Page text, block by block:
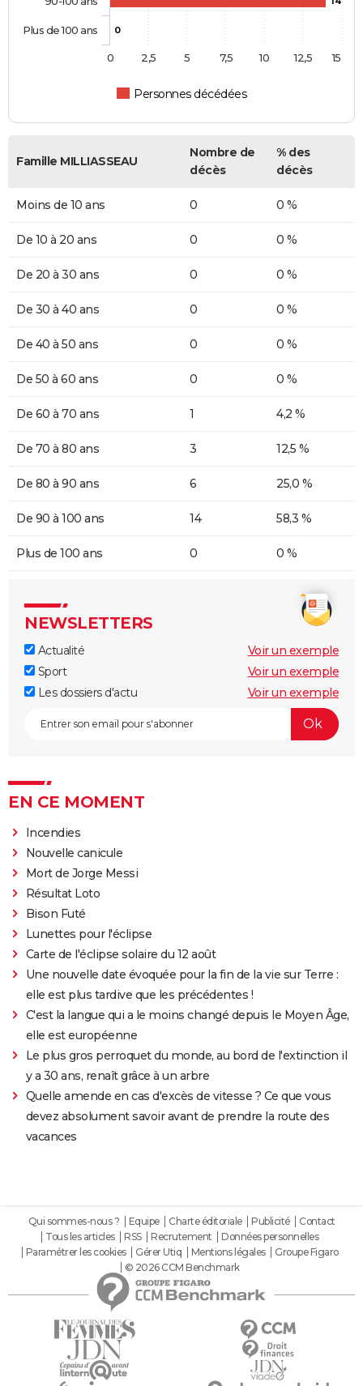
0
Personnes décédées
Plus de 100 ans
0 2,5 5 7,5 10 12,5 15
Famille MILLIASSEAU
Nombre de
décès
% des
décès
Moins de 10 ans 0 0 %
De 10 à 20 ans 0 0 %
De 20 à 30 ans 0 0 %
De 30 à 40 ans 0 0 %
De 40 à 50 ans 0 0 %
De 50 à 60 ans 0 0 %
De 60 à 70 ans 1 4,2 %
De 70 à 80 ans 3 12,5 %
De 80 à 90 ans 6 25,0 %
De 90 à 100 ans 14 58,3 %
Plus de 100 ans 0 0 %
NEWSLETTERS
Actualité
Voir un exemple
Sport
Voir un exemple
Les dossiers d'actu
Voir un exemple
EN CE MOMENT
Incendies
Nouvelle canicule
Mort de Jorge Messi
Résultat Loto
Bison Futé
Lunettes pour l'éclipse
Carte de l'éclipse solaire du 12 août
Une nouvelle date évoquée pour la fin de la vie sur Terre :
elle est plus tardive que les précédentes !
C'est la langue qui a le moins changé depuis le Moyen Âge,
elle est européenne
Le plus gros perroquet du monde, au bord de l'extinction il
y a 30 ans, renaît grâce à un arbre
Quelle amende en cas d'excès de vitesse ? Ce que vous
devez absolument savoir avant de prendre la route des
vacances
Qui sommes-nous ? Equipe Charte éditoriale Publicité
Contact
Tous les articles
RSS Recrutement
Données personnelles
Paramétrer les cookies
Gérer Utiq Mentions légales
Groupe Figaro
© 2026 CCM Benchmark